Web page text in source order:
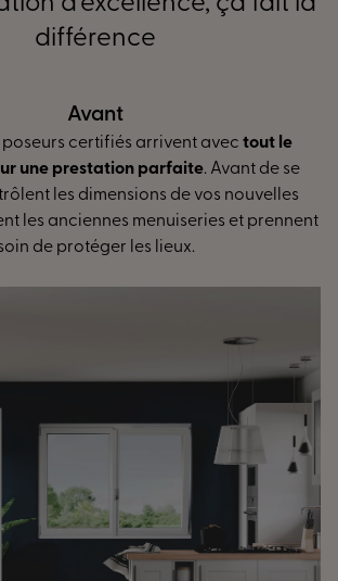
différence
arrivent avectout le
parfaite. Avant de se
de vos nouvelles
menuiseries et prennent
les lieux.
réglage
mesure
une